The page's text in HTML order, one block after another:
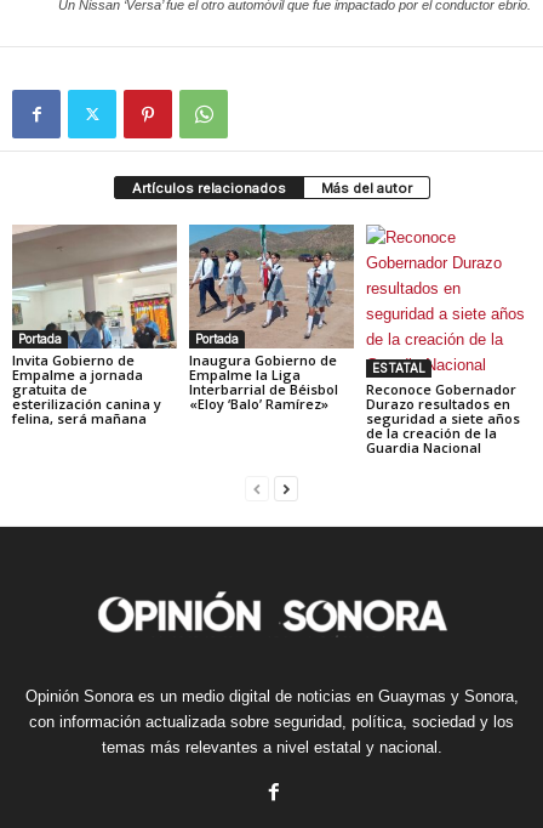
Un Nissan ‘Versa’ fue el otro automóvil que fue impactado por el conductor ebrio.
Artículos relacionados Más del autor
Portada
Invita Gobierno de
Empalme a jornada
gratuita de
esterilización canina y
felina, será mañana
Portada
Inaugura Gobierno de
Empalme la Liga
Interbarrial de Béisbol
«Eloy ‘Balo’ Ramírez»
ESTATAL
Reconoce Gobernador
Durazo resultados en
seguridad a siete años
de la creación de la
Guardia Nacional
Opinión Sonora es un medio digital de noticias en Guaymas y Sonora,
con información actualizada sobre seguridad, política, sociedad y los
temas más relevantes a nivel estatal y nacional.